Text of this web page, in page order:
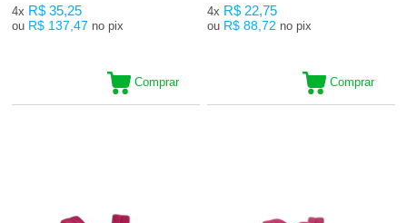
4x R$ 35,25
ou R$ 137,47 no pix
Comprar
4x R$ 22,75
ou R$ 88,72 no pix
Comprar